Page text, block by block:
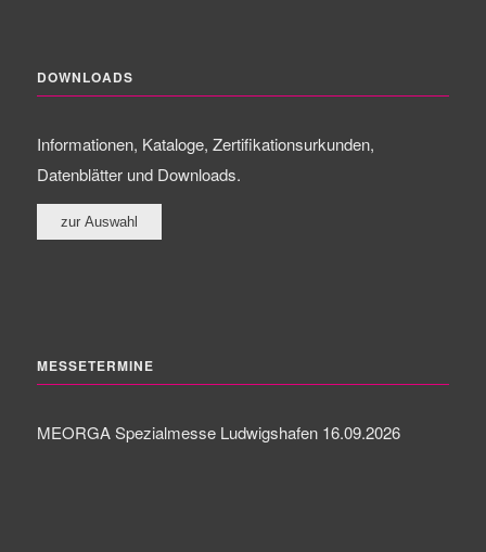
DOWNLOADS
Informationen, Kataloge, Zertifikationsurkunden,
Datenblätter und Downloads.
MESSETERMINE
MEORGA Spezialmesse Ludwigshafen 16.09.2026